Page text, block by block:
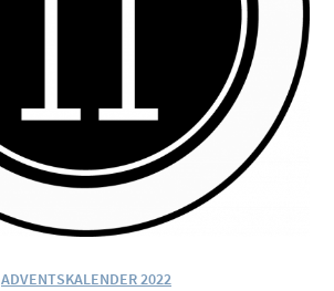
ADVENTSKALENDER 2022